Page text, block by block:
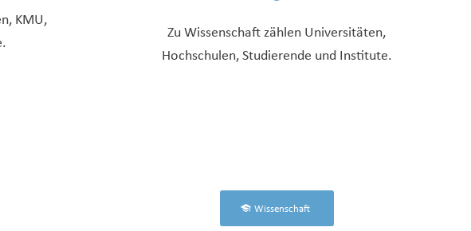
KMU,
Zu Wissenschaft zählen Universitäten,
Hochschulen, Studierende und Institute.
Wissenschaft